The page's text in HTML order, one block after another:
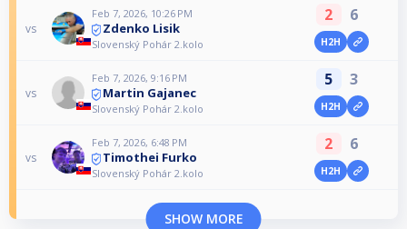
vs
Feb 7, 2026, 10:26 PM
Zdenko Lisik
Slovenský Pohár 2.kolo
2 6
H2H
vs
Feb 7, 2026, 9:16 PM
Martin Gajanec
Slovenský Pohár 2.kolo
5 3
H2H
vs
Feb 7, 2026, 6:48 PM
Timothei Furko
Slovenský Pohár 2.kolo
2 6
H2H
SHOW MORE